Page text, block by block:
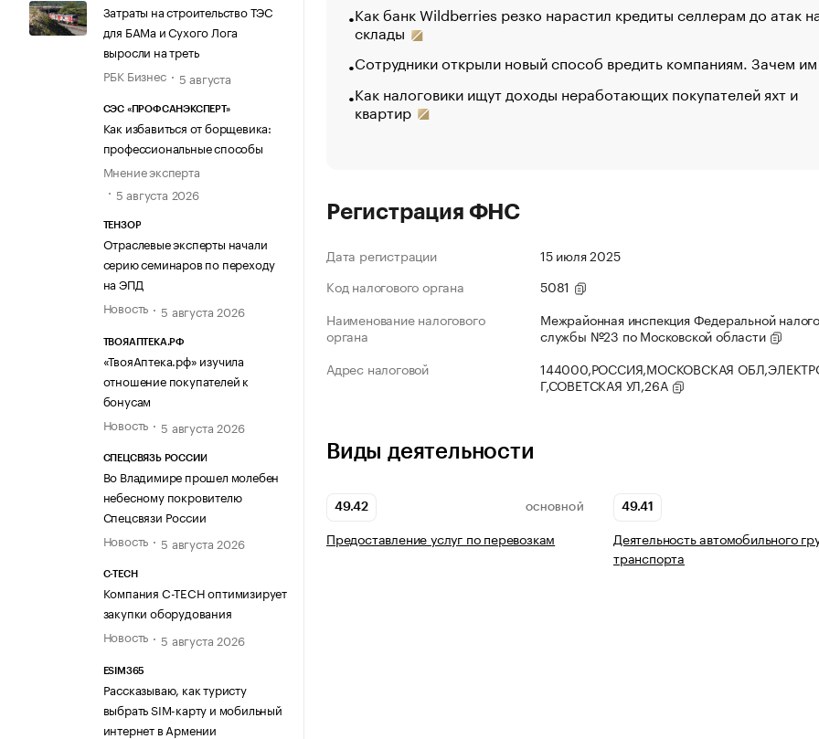
Затраты на строительство ТЭС
для БАМа и Сухого Лога
выросли на треть
РБК Бизнес
5 августа
СЭС «ПРОФСАНЭКСПЕРТ»
Как избавиться от борщевика:
профессиональные способы
Мнение эксперта
5 августа 2026
ТЕНЗОР
Отраслевые эксперты начали
серию семинаров по переходу
на ЭПД
Новость
5 августа 2026
ТВОЯАПТЕКА.РФ
«ТвояАптека.рф» изучила
отношение покупателей к
бонусам
Новость
5 августа 2026
СПЕЦСВЯЗЬ РОССИИ
Во Владимире прошел молебен
небесному покровителю
Спецсвязи России
Новость
5 августа 2026
C-TECH
Компания C-TECH оптимизирует
закупки оборудования
Новость
5 августа 2026
ESIM365
Рассказываю, как туристу
выбрать SIM-карту и мобильный
интернет в Армении
Как банк Wildberries резко нарастил кредиты селлерам до атак
склады
Сотрудники открыли новый способ вредить компаниям. Зачем
Как налоговики ищут доходы неработающих покупателей яхт и
квартир
Регистрация ФНС
Дата регистрации
15 июля 2025
Код налогового органа
5081
Наименование налогового
органа
Межрайонная инспекция Федеральной
службы №23 по Московской области
Адрес налоговой
144000,РОССИЯ,МОСКОВСКАЯ
Г,СОВЕТСКАЯ УЛ,26А
Виды деятельности
49.42 ОСНОВНОЙ
Предоставление услуг по перевозкам
49.41
Деятельность автомобильного
транспорта